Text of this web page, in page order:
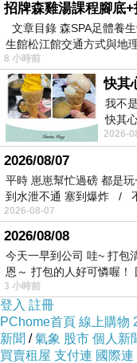
文章目錄 森SPA足體養
生館松江館交通方式與地
8 小時前
快其
我不
快其
愉快
2026-
2026/08/07
平時 崽崽幫忙過磅 都是
到水泄不通 塞到爆炸 /
2026-08-07
2026/08/08
今天一早到公司 哇~ 打包
恩～ 打包的人好可憐喔！
3 小時前
登入 註冊
PChome首頁 線上購物
新聞 /氣象 股市 個人新
買賣租屋 支付連 國際連